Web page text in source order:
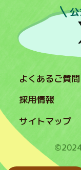
よくあるご質問
採用情報
サイトマップ